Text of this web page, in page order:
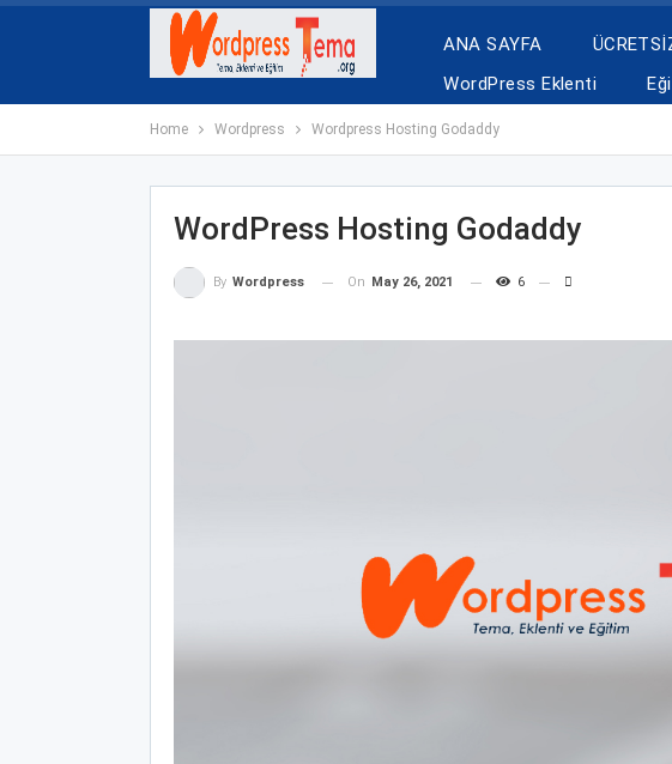
ANA SAYFA
WordPress Eklenti
Home Wordpress Wordpress Hosting Godaddy
WordPress Hosting Godaddy
By Wordpress On May 26, 2021 6